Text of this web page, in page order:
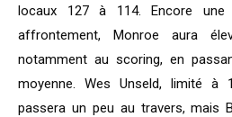
locaux 127 à 114. Encore
affrontement, Monroe aura
notamment au scoring, en
moyenne. Wes Unseld, limité à
passera un peu au travers, mais